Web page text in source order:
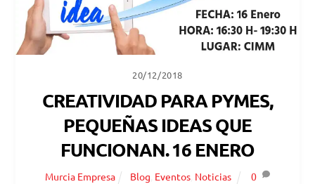
20/12/2018
CREATIVIDAD PARA PYMES,
PEQUEÑAS IDEAS QUE
FUNCIONAN. 16 ENERO
Murcia Empresa Blog Eventos Noticias 0